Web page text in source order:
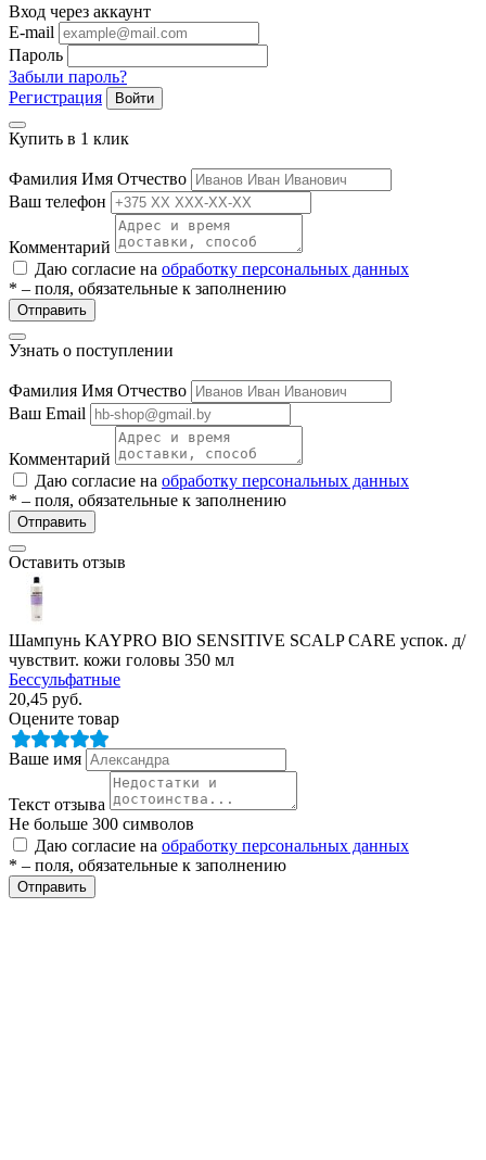
Вход через аккаунт
E-mail
Пароль
Забыли пароль?
Регистрация
Войти
Купить в 1 клик
Фамилия Имя Отчество
Ваш телефон
Комментарий
Даю согласие на обработку персональных данных
* – поля, обязательные к заполнению
Отправить
Узнать о поступлении
Фамилия Имя Отчество
Ваш Email
Комментарий
Даю согласие на обработку персональных данных
* – поля, обязательные к заполнению
Отправить
Оставить отзыв
Шампунь KAYPRO BIO SENSITIVE SCALP CARE успок. д/
чувствит. кожи головы 350 мл
Бессульфатные
20,45 руб.
Оцените товар
Ваше имя
Текст отзыва
Не больше 300 символов
Даю согласие на обработку персональных данных
* – поля, обязательные к заполнению
Отправить